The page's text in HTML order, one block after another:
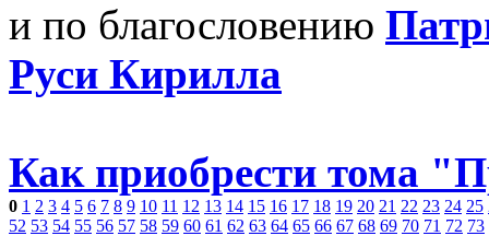
и по благословению
Руси Кирилла
Как приобрести тома
0 1 2 3 4 5 6 7 8 9 10 11 12 13 14 15 16 17 18 19 20 21 22 23 24 25
52 53 54 55 56 57 58 59 60 61 62 63 64 65 66 67 68 69 70 71 72 73